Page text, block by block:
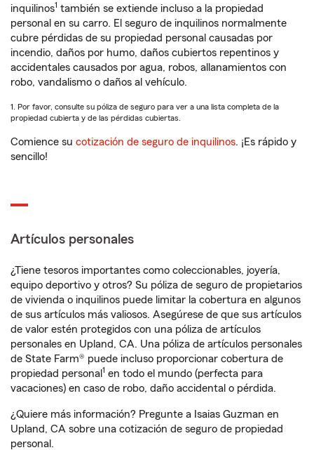
inquilinos1 también se extiende incluso a la propiedad
personal en su carro. El seguro de inquilinos normalmente
cubre pérdidas de su propiedad personal causadas por
incendio, daños por humo, daños cubiertos repentinos y
accidentales causados por agua, robos, allanamientos con
robo, vandalismo o daños al vehículo.
1. Por favor, consulte su póliza de seguro para ver a una lista completa de la
propiedad cubierta y de las pérdidas cubiertas.
Comience su cotización de seguro de inquilinos. ¡Es rápido y
sencillo!
Artículos personales
¿Tiene tesoros importantes como coleccionables, joyería,
equipo deportivo y otros? Su póliza de seguro de propietarios
de vivienda o inquilinos puede limitar la cobertura en algunos
de sus artículos más valiosos. Asegúrese de que sus artículos
de valor estén protegidos con una póliza de artículos
personales en Upland, CA. Una póliza de artículos personales
de State Farm® puede incluso proporcionar cobertura de
propiedad personal 1 en todo el mundo (perfecta para
vacaciones) en caso de robo, daño accidental o pérdida.
¿Quiere más información? Pregunte a Isaias Guzman en
Upland, CA sobre una cotización de seguro de propiedad
personal.